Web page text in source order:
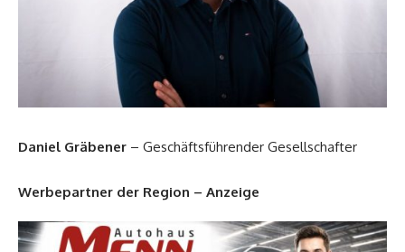
Daniel Gräbener – Geschäftsführender Gesellschafter
Werbepartner der Region – Anzeige